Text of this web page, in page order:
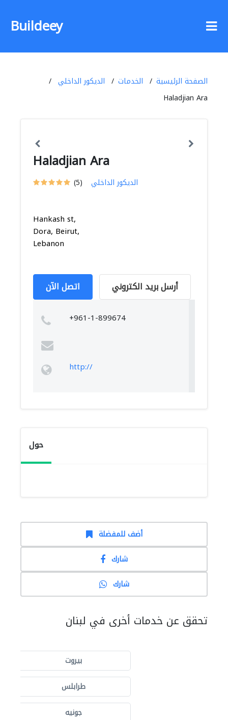
Buildeey
الصفحة الرئيسية الخدمات
الديكور الداخلي
Haladjian Ara
Haladjian Ara
(5) الديكور الداخلي
Hankash st,
Dora, Beirut,
Lebanon
اتصل الآن أرسل بريد الكتروني
+961-1-899674
http://
حول
أضف للمفضلة
شارك
شارك
تحقق عن خدمات أخرى في لبنان
بيروت
طرابلس
جونيه